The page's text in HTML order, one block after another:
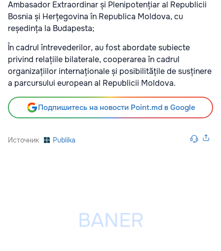
Ambasador Extraordinar și Plenipotențiar al Republicii
Bosnia și Herțegovina în Republica Moldova, cu
reședința la Budapesta;
În cadrul întrevederilor, au fost abordate subiecte
privind relațiile bilaterale, cooperarea în cadrul
organizațiilor internaționale și posibilitățile de susținere
a parcursului european al Republicii Moldova.
Подпишитесь на новости Point.md в Google
Источник Publika